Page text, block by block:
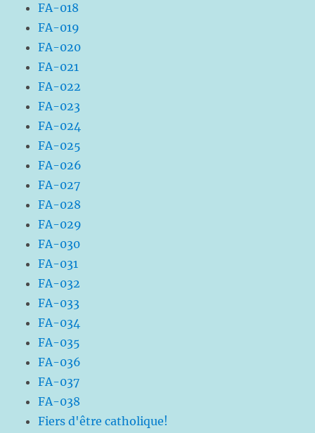
FA-018
FA-019
FA-020
FA-021
FA-022
FA-023
FA-024
FA-025
FA-026
FA-027
FA-028
FA-029
FA-030
FA-031
FA-032
FA-033
FA-034
FA-035
FA-036
FA-037
FA-038
Fiers d'être catholique!